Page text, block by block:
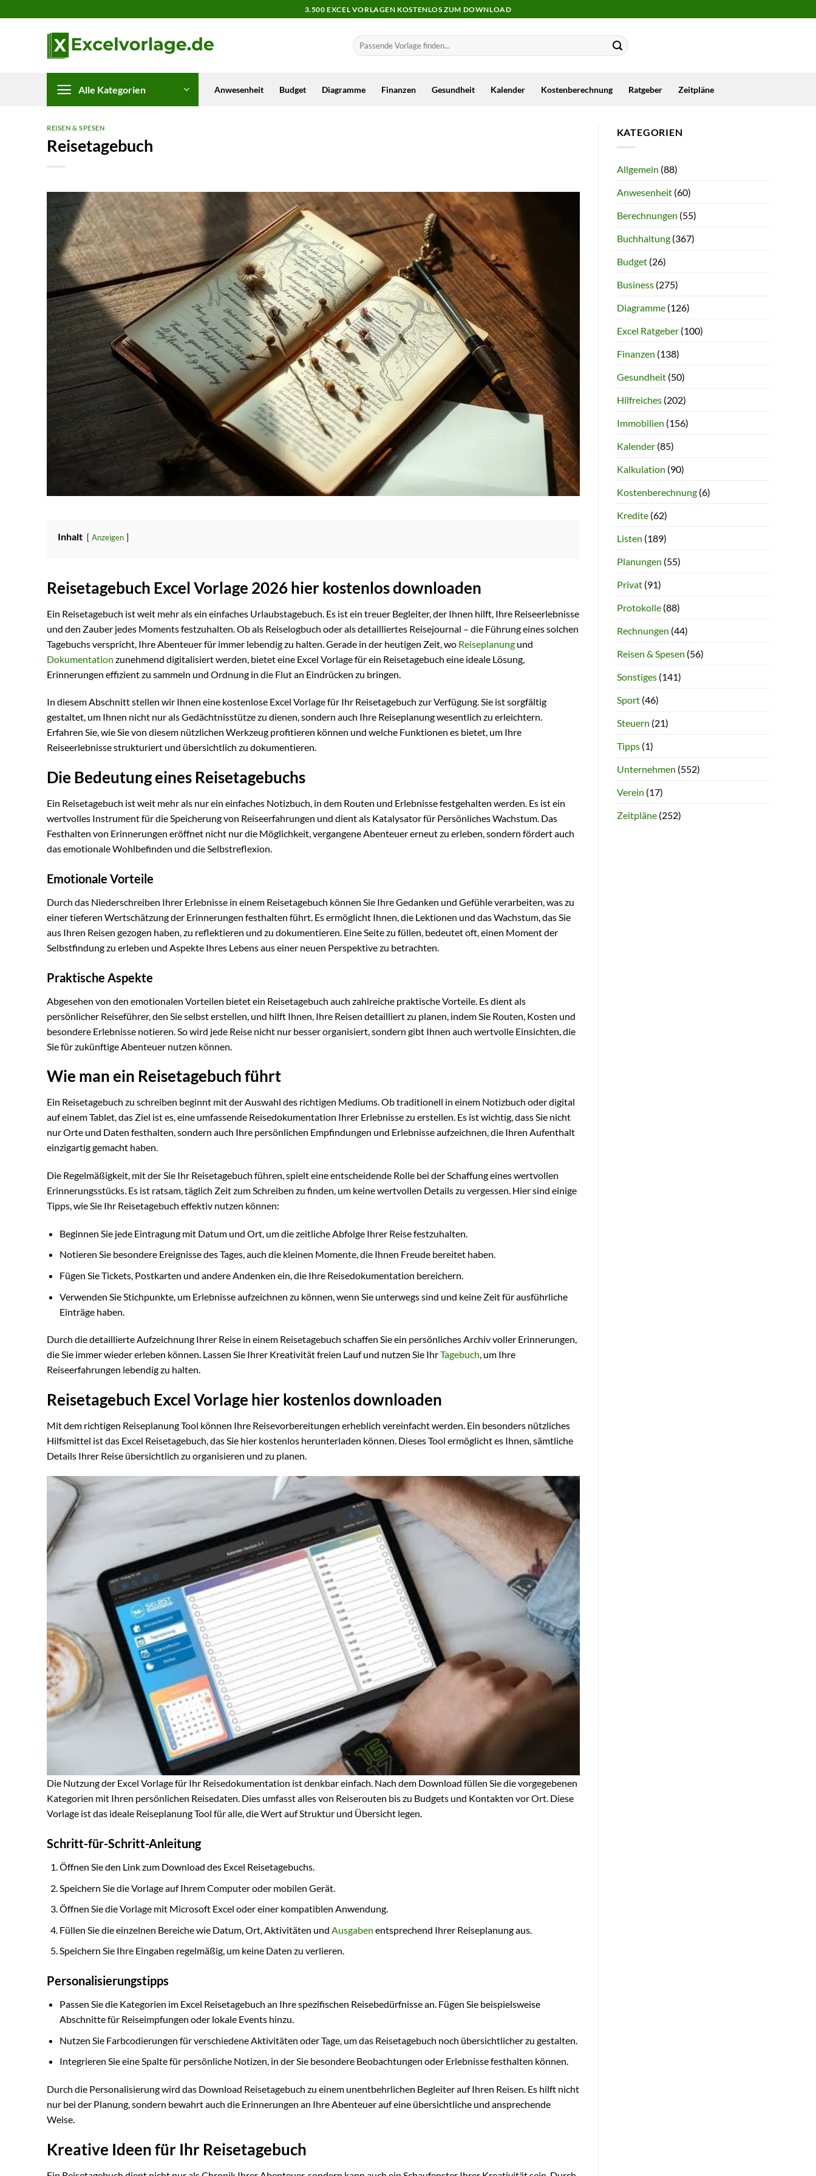
Inhalt
3.500 EXCEL VORLAGEN KOSTENLOS ZUM DOWNLOAD
Alle Kategorien Anwesenheit Budget Diagramme Finanzen Gesundheit Kalender Kostenberechnung Ratgeber Zeitpläne
REISEN & SPESEN
Reisetagebuch
Inhalt Anzeigen
Reisetagebuch Excel Vorlage 2026 hier kostenlos downloaden
Ein Reisetagebuch ist weit mehr als ein einfaches Urlaubstagebuch. Es ist ein treuer Begleiter, der Ihnen hilft, Ihre Reiseerlebnisse
und den Zauber jedes Moments festzuhalten. Ob als Reiselogbuch oder als detailliertes Reisejournal – die Führung eines solchen
Tagebuchs verspricht, Ihre Abenteuer für immer lebendig zu halten. Gerade in der heutigen Zeit, wo Reiseplanung und
Dokumentation zunehmend digitalisiert werden, bietet eine Excel Vorlage für ein Reisetagebuch eine ideale Lösung,
Erinnerungen effizient zu sammeln und Ordnung in die Flut an Eindrücken zu bringen.
In diesem Abschnitt stellen wir Ihnen eine kostenlose Excel Vorlage für Ihr Reisetagebuch zur Verfügung. Sie ist sorgfältig
gestaltet, um Ihnen nicht nur als Gedächtnisstütze zu dienen, sondern auch Ihre Reiseplanung wesentlich zu erleichtern.
Erfahren Sie, wie Sie von diesem nützlichen Werkzeug profitieren können und welche Funktionen es bietet, um Ihre
Reiseerlebnisse strukturiert und übersichtlich zu dokumentieren.
Die Bedeutung eines Reisetagebuchs
Ein Reisetagebuch ist weit mehr als nur ein einfaches Notizbuch, in dem Routen und Erlebnisse festgehalten werden. Es ist ein
wertvolles Instrument für die Speicherung von Reiseerfahrungen und dient als Katalysator für Persönliches Wachstum. Das
Festhalten von Erinnerungen eröffnet nicht nur die Möglichkeit, vergangene Abenteuer erneut zu erleben, sondern fördert auch
das emotionale Wohlbefinden und die Selbstreflexion.
Emotionale Vorteile
Durch das Niederschreiben Ihrer Erlebnisse in einem Reisetagebuch können Sie Ihre Gedanken und Gefühle verarbeiten, was zu
einer tieferen Wertschätzung der Erinnerungen festhalten führt. Es ermöglicht Ihnen, die Lektionen und das Wachstum, das Sie
aus Ihren Reisen gezogen haben, zu reflektieren und zu dokumentieren. Eine Seite zu füllen, bedeutet oft, einen Moment der
Selbstfindung zu erleben und Aspekte Ihres Lebens aus einer neuen Perspektive zu betrachten.
Praktische Aspekte
Abgesehen von den emotionalen Vorteilen bietet ein Reisetagebuch auch zahlreiche praktische Vorteile. Es dient als
persönlicher Reiseführer, den Sie selbst erstellen, und hilft Ihnen, Ihre Reisen detailliert zu planen, indem Sie Routen, Kosten und
besondere Erlebnisse notieren. So wird jede Reise nicht nur besser organisiert, sondern gibt Ihnen auch wertvolle Einsichten, die
Sie für zukünftige Abenteuer nutzen können.
Wie man ein Reisetagebuch führt
Ein Reisetagebuch zu schreiben beginnt mit der Auswahl des richtigen Mediums. Ob traditionell in einem Notizbuch oder digital
auf einem Tablet, das Ziel ist es, eine umfassende Reisedokumentation Ihrer Erlebnisse zu erstellen. Es ist wichtig, dass Sie nicht
nur Orte und Daten festhalten, sondern auch Ihre persönlichen Empfindungen und Erlebnisse aufzeichnen, die Ihren Aufenthalt
einzigartig gemacht haben.
Die Regelmäßigkeit, mit der Sie Ihr Reisetagebuch führen, spielt eine entscheidende Rolle bei der Schaffung eines wertvollen
Erinnerungsstücks. Es ist ratsam, täglich Zeit zum Schreiben zu finden, um keine wertvollen Details zu vergessen. Hier sind einige
Tipps, wie Sie Ihr Reisetagebuch effektiv nutzen können:
Beginnen Sie jede Eintragung mit Datum und Ort, um die zeitliche Abfolge Ihrer Reise festzuhalten.
Notieren Sie besondere Ereignisse des Tages, auch die kleinen Momente, die Ihnen Freude bereitet haben.
Fügen Sie Tickets, Postkarten und andere Andenken ein, die Ihre Reisedokumentation bereichern.
Verwenden Sie Stichpunkte, um Erlebnisse aufzeichnen zu können, wenn Sie unterwegs sind und keine Zeit für ausführliche
Einträge haben.
Durch die detaillierte Aufzeichnung Ihrer Reise in einem Reisetagebuch schaffen Sie ein persönliches Archiv voller Erinnerungen,
die Sie immer wieder erleben können. Lassen Sie Ihrer Kreativität freien Lauf und nutzen Sie IhrTagebuch, um Ihre
Reiseerfahrungen lebendig zu halten.
Reisetagebuch Excel Vorlage hier kostenlos downloaden
Mit dem richtigen Reiseplanung Tool können Ihre Reisevorbereitungen erheblich vereinfacht werden. Ein besonders nützliches
Hilfsmittel ist das Excel Reisetagebuch, das Sie hier kostenlos herunterladen können. Dieses Tool ermöglicht es Ihnen, sämtliche
Details Ihrer Reise übersichtlich zu organisieren und zu planen.
Die Nutzung der Excel Vorlage für Ihr Reisedokumentation ist denkbar einfach. Nach dem Download füllen Sie die vorgegebenen
Kategorien mit Ihren persönlichen Reisedaten. Dies umfasst alles von Reiserouten bis zu Budgets und Kontakten vor Ort. Diese
Vorlage ist das ideale Reiseplanung Tool für alle, die Wert auf Struktur und Übersicht legen.
Schritt-für-Schritt-Anleitung
Öffnen Sie den Link zum Download des Excel Reisetagebuchs.
Speichern Sie die Vorlage auf Ihrem Computer oder mobilen Gerät.
Öffnen Sie die Vorlage mit Microsoft Excel oder einer kompatiblen Anwendung.
Füllen Sie die einzelnen Bereiche wie Datum, Ort, Aktivitäten und Ausgaben entsprechend Ihrer Reiseplanung aus.
Speichern Sie Ihre Eingaben regelmäßig, um keine Daten zu verlieren.
Personalisierungstipps
Passen Sie die Kategorien im Excel Reisetagebuch an Ihre spezifischen Reisebedürfnisse an. Fügen Sie beispielsweise
Abschnitte für Reiseimpfungen oder lokale Events hinzu.
Nutzen Sie Farbcodierungen für verschiedene Aktivitäten oder Tage, um das Reisetagebuch noch übersichtlicher zu gestalten.
Integrieren Sie eine Spalte für persönliche Notizen, in der Sie besondere Beobachtungen oder Erlebnisse festhalten können.
Durch die Personalisierung wird das Download Reisetagebuch zu einem unentbehrlichen Begleiter auf Ihren Reisen. Es hilft nicht
nur bei der Planung, sondern bewahrt auch die Erinnerungen an Ihre Abenteuer auf eine übersichtliche und ansprechende
Weise.
Kreative Ideen für Ihr Reisetagebuch
KATEGORIEN
Allgemein (88)
Anwesenheit(60)
Berechnungen (55)
Buchhaltung(367)
Budget(26)
Business(275)
Diagramme(126)
Excel Ratgeber(100)
Finanzen (138)
Gesundheit(50)
Hilfreiches(202)
Immobilien (156)
Kalender(85)
Kalkulation (90)
Kostenberechnung(6)
Kredite(62)
Listen (189)
Planungen (55)
Privat(91)
Protokolle(88)
Rechnungen (44)
Reisen & Spesen (56)
Sonstiges(141)
Sport(46)
Steuern (21)
Tipps(1)
Unternehmen (552)
Verein (17)
Zeitpläne(252)